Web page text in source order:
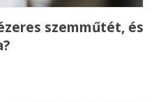
szemműtét, és